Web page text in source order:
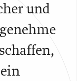
und